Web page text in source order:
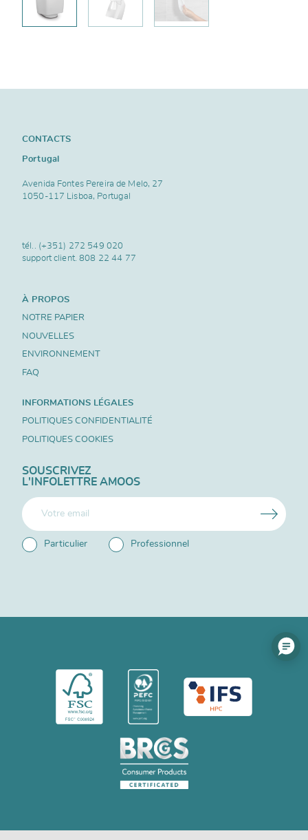
CONTACTS
Portugal
Avenida Fontes Pereira de Melo, 27
1050-117 Lisboa, Portugal
tél.. (+351) 272 549 020
support client.808 22 44 77
À PROPOS
NOTRE PAPIER
NOUVELLES
ENVIRONNEMENT
FAQ
INFORMATIONS LÉGALES
POLITIQUES CONFIDENTIALITÉ
POLITIQUES COOKIES
SOUSCRIVEZ
L'INFOLETTRE AMOOS
Particulier Professionnel